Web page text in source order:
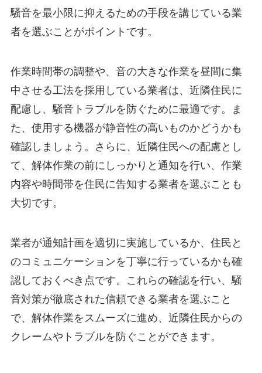
騒音を最小限に抑えるための手段を講じている業
者を選ぶことがポイントです。
作業時間帯の調整や、音の大きな作業を昼間に集
中させる工法を採用している業者は、近隣住民に
配慮し、騒音トラブルを防ぐために最適です。ま
た、使用する機器が静音性の高いものかどうかも
確認しましょう。さらに、近隣住民への配慮とし
て、解体作業の前にしっかりと通知を行い、作業
内容や時間帯を住民に告知する業者を選ぶことも
大切です。
業者が通知計画を適切に実施しているか、住民と
のコミュニケーションを丁寧に行っているかも確
認しておくべき点です。これらの確認を行い、騒
音対策が徹底された信頼できる業者を選ぶこと
で、解体作業をスムーズに進め、近隣住民からの
クレームやトラブルを防ぐことができます。